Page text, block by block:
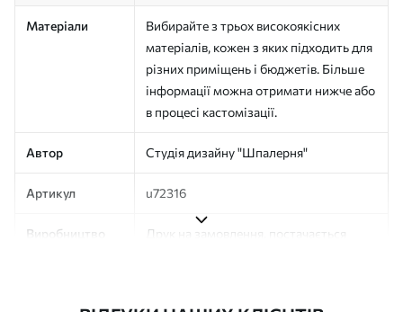
Матеріали
Вибирайте з трьох високоякісних
матеріалів, кожен з яких підходить для
різних приміщень і бюджетів. Більше
інформації можна отримати нижче або
в процесі кастомізації.
Автор Студія дизайну "Шпалерня"
Артикул u72316
Виробництво
Друк на замовлення, постачається